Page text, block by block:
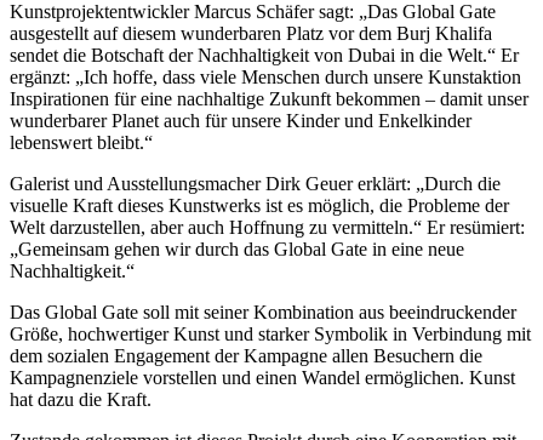
Kunstprojektentwickler Marcus Schäfer sagt: „Das Global Gate
ausgestellt auf diesem wunderbaren Platz vor dem Burj Khalifa
sendet die Botschaft der Nachhaltigkeit von Dubai in die Welt.“ Er
ergänzt: „Ich hoffe, dass viele Menschen durch unsere Kunstaktion
Inspirationen für eine nachhaltige Zukunft bekommen – damit unser
wunderbarer Planet auch für unsere Kinder und Enkelkinder
lebenswert bleibt.“
Galerist und Ausstellungsmacher Dirk Geuer erklärt: „Durch die
visuelle Kraft dieses Kunstwerks ist es möglich, die Probleme der
Welt darzustellen, aber auch Hoffnung zu vermitteln.“ Er resümiert:
„Gemeinsam gehen wir durch das Global Gate in eine neue
Nachhaltigkeit.“
Das Global Gate soll mit seiner Kombination aus beeindruckender
Größe, hochwertiger Kunst und starker Symbolik in Verbindung mit
dem sozialen Engagement der Kampagne allen Besuchern die
Kampagnenziele vorstellen und einen Wandel ermöglichen. Kunst
hat dazu die Kraft.